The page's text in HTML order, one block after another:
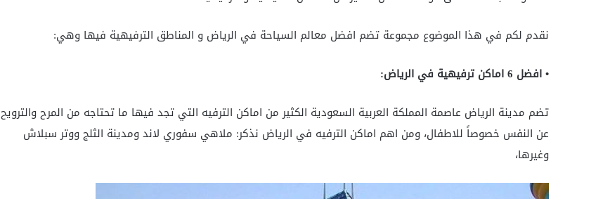
نقدم لكم في هذا الموضوع مجموعة تضم افضل معالم السياحة في الرياض و المناطق الترفيهية فيها وهي:
• افضل 6 اماكن ترفيهية في الرياض:
تضم مدينة الرياض عاصمة المملكة العربية السعودية الكثير من اماكن الترفيه التي تجد فيها ما تحتاجه من المرح والترويح
عن النفس خصوصاً للاطفال، ومن اهم اماكن الترفيه في الرياض نذكر: ملاهي سفوري لاند ومدينة الثلج ووتر سبلاش
وغيرها،